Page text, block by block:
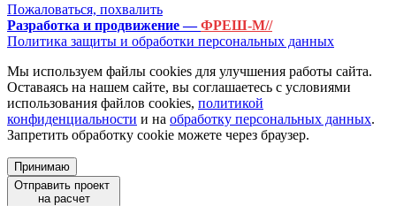
Пожаловаться, похвалить
Разработка и продвижение —ФРЕШ-М//
Политика защиты и обработки персональных данных
Мы используем файлы cookies для улучшения работы сайта.
Оставаясь на нашем сайте, вы соглашаетесь с условиями
использования файлов cookies, политикой
конфиденциальности и на обработку персональных данных.
Запретить обработку cookie можете через браузер.
Принимаю
Отправить проект
на расчет